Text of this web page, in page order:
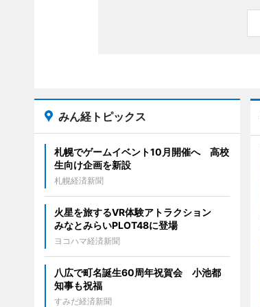
みん経トピックス
札幌でゲームイベント10月開催へ 高校
生向け企画を新設
札幌経済新聞
火星を旅するVR体験アトラクション
みなとみらいPLOT48に登場
ヨコハマ経済新聞
八広で町名誕生60周年祝賀会 小池都
知事も祝福
すみだ経済新聞